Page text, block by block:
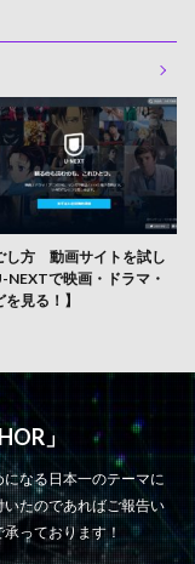
し方 動画サイトを試し
NEXTで映画・ドラマ・
見る！】
」
なる日本一のテーマに
たのであればご報告い
っております！